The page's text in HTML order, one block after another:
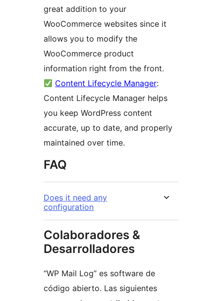
great addition to your
WooCommerce websites since it
allows you to modify the
WooCommerce product
information right from the front.
Content Lifecycle Manager:
Content Lifecycle Manager helps
you keep WordPress content
accurate, up to date, and properly
maintained over time.
FAQ
Does it need any
configuration
Colaboradores &
Desarrolladores
“WP Mail Log” es software de
código abierto. Las siguientes